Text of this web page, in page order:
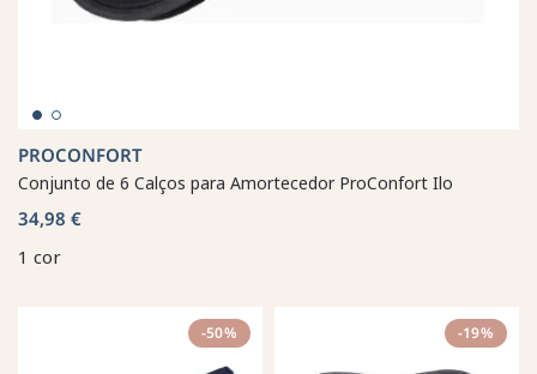
PROCONFORT
Conjunto de 6 Calços para Amortecedor ProConfort Ilo
34,98 €
1 cor
-50% -19%